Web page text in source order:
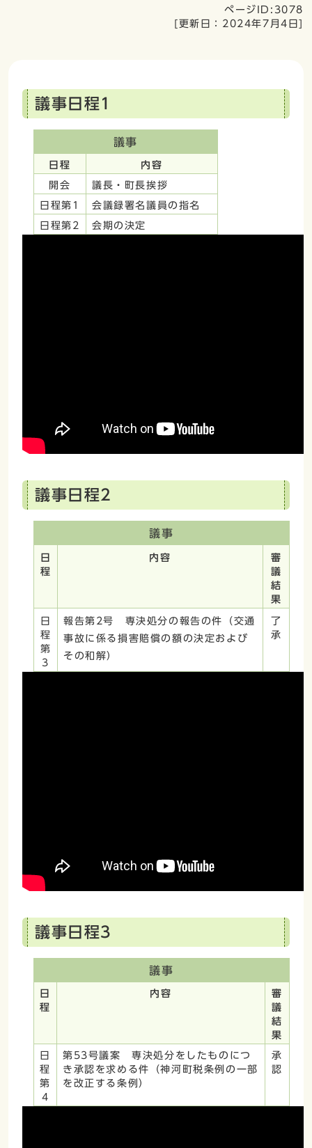
ページID:3078
[更新日： 2024年7月4日]
議事日程1
議事
日程 内容
開会 議長・町長挨拶
日程第1 会議録署名議員の指名
日程第2 会期の決定
議事日程2
議事
日
程
内容
審
議
結
果
日
程
第
3
報告第2号 専決処分の報告の件（交通
事故に係る損害賠償の額の決定および
その和解）
了
承
議事日程3
議事
日
程
内容
審
議
結
果
日
程
第
4
第53号議案 専決処分をしたものにつ
き承認を求める件（神河町税条例の一部
を改正する条例）
承
認